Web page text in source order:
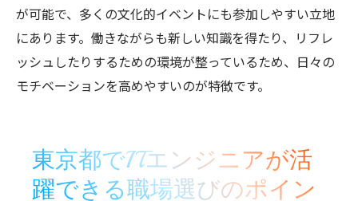
が可能で、多くの文化的イベントにも参加しやすい立地
にあります。働きながらも新しい知識を得たり、リフレ
ッシュしたりするための環境が整っているため、日々の
モチベーションを高めやすいのが特徴です。
東京都でITエンジニアが活
躍できる職場選びのポイン